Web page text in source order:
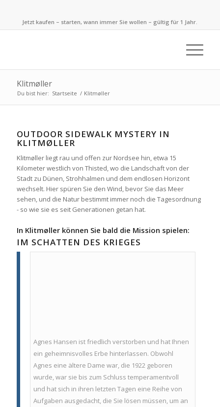
Jetzt kaufen – starten, wann immer Sie wollen – gültig für 1 Jahr.
Klitmøller
Du bist hier: Startseite / Klitmøller
OUTDOOR SIDEWALK MYSTERY IN
KLITMØLLER
Klitmøller liegt rau und offen zur Nordsee hin, etwa 15
Kilometer westlich von Thisted, wo die Landschaft von der
Stadt zu Dünen, Strohhalmen und dem endlosen Horizont
wechselt. Hier spüren Sie den Wind, bevor Sie das Meer
sehen, und die Natur bestimmt immer noch die Tagesordnung
- so wie sie es seit Generationen getan hat.
In Klitmøller können Sie bald die Mission spielen:
IM SCHATTEN DES KRIEGES
Agnes Hansen ist friedlich verstorben und hat Ihnen
ein geheimnisvolles Erbe hinterlassen. Obwohl
Agnes eine ältere Dame war, die 1922 geboren
wurde, war sie bis zum Schluss temperamentvoll
und hat sich in ihren letzten Tagen eine Reihe von
Aufgaben ausgedacht, die Sie lösen müssen, um an